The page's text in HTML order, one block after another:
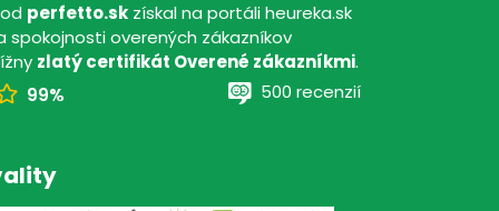
perfetto.skzískal na portáli heureka.sk
spokojnosti overených zákazníkov
zlatý certifikát Overené zákazníkmi.
99%
500 recenzií